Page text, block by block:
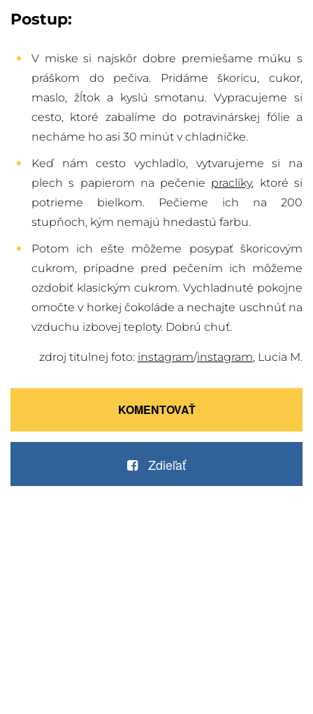
Postup:
V miske si najskôr dobre premiešame múku s
práškom do pečiva. Pridáme škoricu, cukor,
maslo, žĺtok a kyslú smotanu. Vypracujeme si
cesto, ktoré zabalíme do potravinárskej fólie a
necháme ho asi 30 minút v chladničke.
Keď nám cesto vychladlo, vytvarujeme si na
plech s papierom na pečenie praclíky, ktoré si
potrieme bielkom. Pečieme ich na 200
stupňoch, kým nemajú hnedastú farbu.
Potom ich ešte môžeme posypať škoricovým
cukrom, prípadne pred pečením ich môžeme
ozdobiť klasickým cukrom. Vychladnuté pokojne
omočte v horkej čokoláde a nechajte uschnúť na
vzduchu izbovej teploty. Dobrú chuť.
zdroj titulnej foto: instagram/instagram, Lucia M.
KOMENTOVAŤ
Zdieľať